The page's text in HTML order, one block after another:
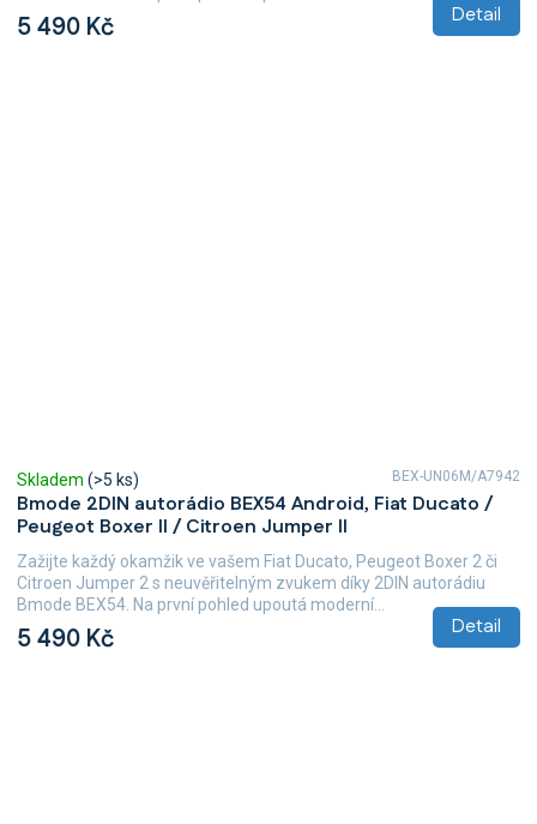
5 490 Kč Detail
Bmode 2DIN autorádio BEX54 Android, Fiat Ducato /
Peugeot Boxer II / Citroen Jumper II
Skladem (>5 ks)
5 490 Kč Detail
Zažijte každý okamžik ve vašem Fiat Ducato, Peugeot Boxer 2 či
Citroen Jumper 2 s neuvěřitelným zvukem díky 2DIN autorádiu
Bmode BEX54. Na první pohled upoutá moderní...
BEX-UN06M/A7942